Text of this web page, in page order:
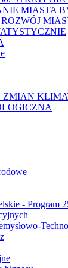
MIASTA
ZMIAN
- Program